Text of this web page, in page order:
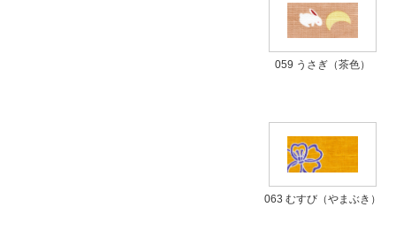
059 うさぎ（茶色）
063 むすび（やまぶき）